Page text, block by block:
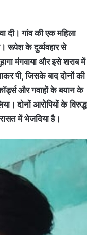
गांव की एक महिला
रूपेश के दुर्व्यवहार से
मंगवाया और इसे शराब में
पी, जिसके बाद दोनों की
और गवाहों के बयान के
दोनों आरोपियों के विरुद्ध
में भेजदिया है।